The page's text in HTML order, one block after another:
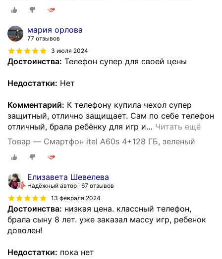
мария орлова
77 отзывов
3 июля 2024
Достоинства: Телефон супер для своей цены
Недостатки: Нет
Комментарий: К телефону купила чехол супер
защитный, отлично защищает. Сам по себе телефон
отличный, брала ребёнку для игр и… Читать ещё
Товар — Смартфон itel A60s 4+128 ГБ, зеленый
Елизавета Шевелева
Надёжный автор 67 отзывов
13 февраля 2024
Достоинства: низкая цена. классный телефон,
брала сыну 8 лет. уже заказал массу игр, ребенок
доволен!
Недостатки: пока нет